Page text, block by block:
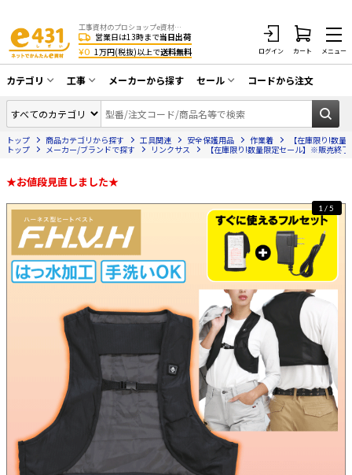
工事資材のプロショップe資材 CATV・アンテナ・防犯・光・LAN・電気・空調工事など
営業日は13時まで当日出荷
¥0 1万円(税抜)以上で送料無料 ログイン カート メニュー
カテゴリ
同軸ケーブル／テレビ用接栓／関連工具
アンテナ・取付金具・ブースター／CATV
部材類
プ類 他）
防犯工事関連
HDMIケーブル・周辺機器／RCAケーブル
電話線／コネクタ／アダプタ
LANケーブル・コネクタ・関連資材/機器
ネットワーク機器
エアコン・換気扇・空調資材
太陽光発電ケーブル・コネクタ・関連資
材/機器
電源ケーブル／コネクタ／分電盤／ブレ
照明・照明器具
工事
CATV・アンテナ工事
光工事・FTTH工事
防犯カメラ工事
LAN配線工事
電話工事
EV充電設備工事
太陽光発電工事
ホテル・病院向け
メーカーから探す セール
在庫一掃セール
コードから注文
トップ 商品カテゴリから探す 工具関連 安全保護用品 作業着
【在庫限り!数
トップ
メーカー/ブランドで探す リンクサス 【在庫限り!数量限定セール】※販売終
★お値段見直しました★
1/5